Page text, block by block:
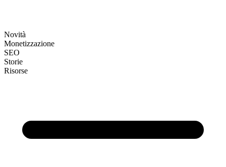
Novità
Monetizzazione
SEO
Storie
Risorse